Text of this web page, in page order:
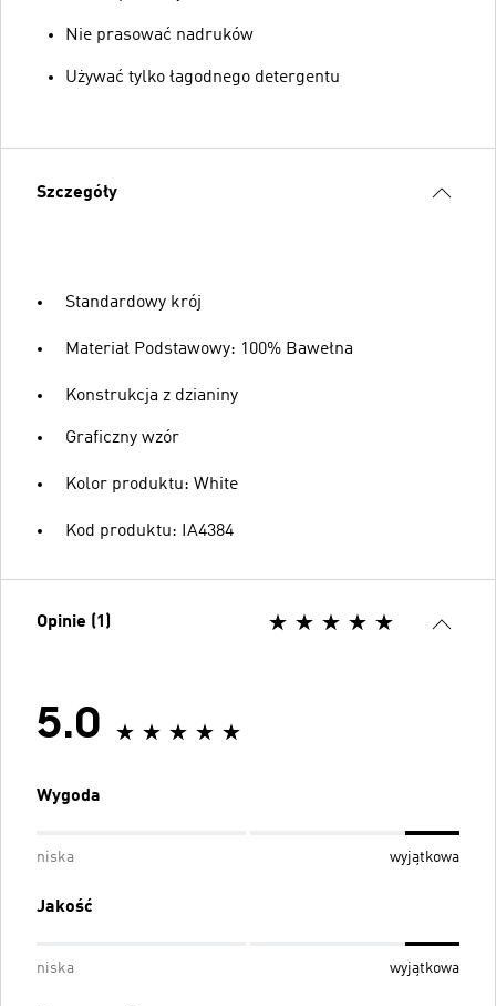
Nie prasować nadruków
Używać tylko łagodnego detergentu
Szczegóły
Standardowy krój
Materiał Podstawowy: 100% Bawełna
Konstrukcja z dzianiny
Graficzny wzór
Kolor produktu: White
Kod produktu: IA4384
Opinie (1)
5.0
Wygoda
niska wyjątkowa
Jakość
niska wyjątkowa